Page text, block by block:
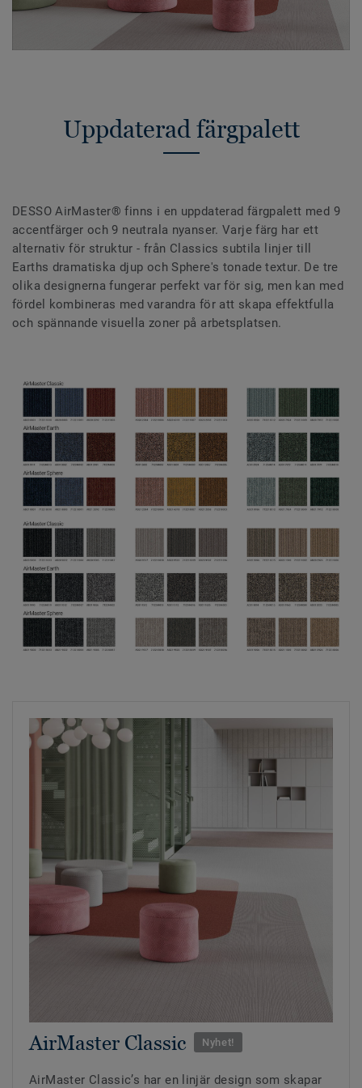
Uppdaterad färgpalett
DESSO AirMaster® finns i en uppdaterad färgpalett med 9
accentfärger och 9 neutrala nyanser. Varje färg har ett
alternativ för struktur - från Classics subtila linjer till
Earths dramatiska djup och Sphere's tonade textur. De tre
olika designerna fungerar perfekt var för sig, men kan med
fördel kombineras med varandra för att skapa effektfulla
och spännande visuella zoner på arbetsplatsen.
AirMaster Classic Nyhet!
AirMaster Classic’s har en linjär design som skapar